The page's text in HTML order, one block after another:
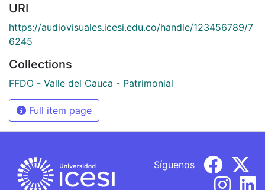
URI
https://audiovisuales.icesi.edu.co/handle/123456789/7
6245
Collections
FFDO - Valle del Cauca - Patrimonial
Full item page
Síguenos